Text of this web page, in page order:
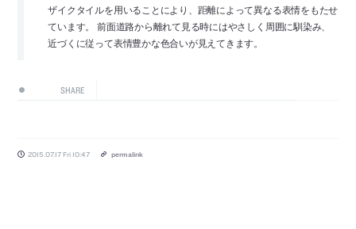
ザイクタイルを用いることにより、距離によって異なる表情をもたせ
ています。 前面道路から離れて見る時にはやさしく周囲に馴染み、
近づくに従って表情豊かな色合いが見えてきます。
SHARE
2015.07.17 Fri 10:47 permalink